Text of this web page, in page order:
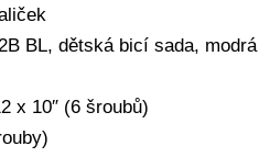
BL, dětská bicí sada, modrá
x 10″ (6 šroubů)